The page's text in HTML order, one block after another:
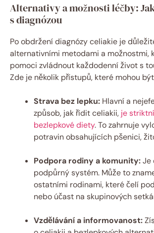
Alternativy a možnosti léčby:
s diagnózou
Po obdržení diagnózy celiakie je
alternativními metodami a možnostmi,
pomoci zvládnout každodenní život s
Zde je několik přístupů, které mohou
Strava bez lepku: Hlavní a
způsob, jak řídit celiakii, je
bezlepkové diety. To zahrnuje
potravin obsahujících pšenici,
Podpora rodiny a komunity:Je
podpůrný systém. Může to
ostatními rodinami, které čelí
nebo účast na skupinových
Vzdělávání a informovanost: